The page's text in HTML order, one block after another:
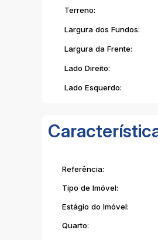
Terreno:
Largura dos Fundos:
Largura da Frente:
Lado Direito:
Lado Esquerdo:
Referência:
Tipo de Imóvel:
Estágio do Imóvel:
Quarto: